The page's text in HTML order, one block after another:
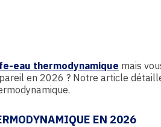
eau thermodynamique mais
en 2026 ? Notre article
EN 2026